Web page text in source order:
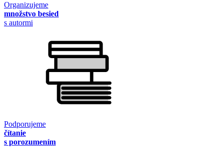
Organizujeme
množstvo besied
s autormi
Podporujeme
čítanie
s porozumením